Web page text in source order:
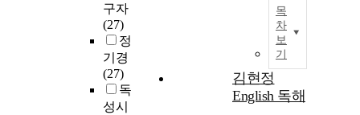
구자
(27)
정
기경
(27)
독
성시
목
차
보
기
김현정
English 독해